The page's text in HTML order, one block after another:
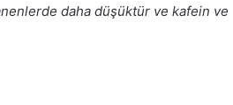
daha düşüktür ve kafein ve